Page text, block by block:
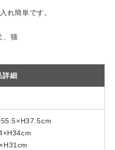
れ簡単です。
、猫
詳細